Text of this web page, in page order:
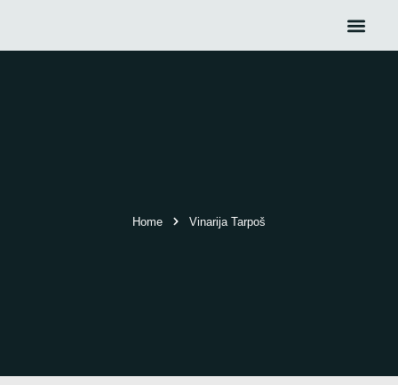
Home Vinarija Tarpoš